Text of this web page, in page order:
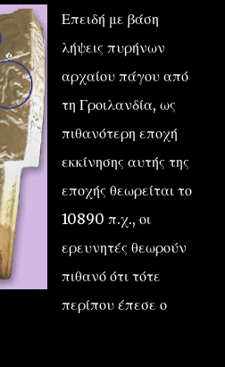
Επειδή με βάση
λήψεις πυρήνων
αρχαίου πάγου από
τη Γροιλανδία, ως
πιθανότερη εποχή
εκκίνησης αυτής της
εποχής θεωρείται το
10890 π.χ., οι
ερευνητές θεωρούν
πιθανό ότι τότε
περίπου έπεσε ο